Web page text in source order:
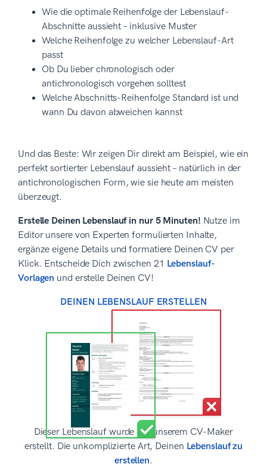
Wie die optimale Reihenfolge der Lebenslauf-
Abschnitte aussieht – inklusive Muster
Welche Reihenfolge zu welcher Lebenslauf-Art
passt
Ob Du lieber chronologisch oder
antichronologisch vorgehen solltest
Welche Abschnitts-Reihenfolge Standard ist und
wann Du davon abweichen kannst
Und das Beste: Wir zeigen Dir direkt am Beispiel, wie ein
perfekt sortierter Lebenslauf aussieht – natürlich in der
antichronologischen Form, wie sie heute am meisten
überzeugt.
Erstelle Deinen Lebenslauf in nur 5 Minuten! Nutze im
Editor unsere von Experten formulierten Inhalte,
ergänze eigene Details und formatiere Deinen CV per
Klick. Entscheide Dich zwischen 21 Lebenslauf-
Vorlagen und erstelle Deinen CV!
DEINEN LEBENSLAUF ERSTELLEN
Dieser Lebenslauf wurde mit unserem CV-Maker
erstellt. Die unkomplizierte Art, Deinen Lebenslauf zu
erstellen.